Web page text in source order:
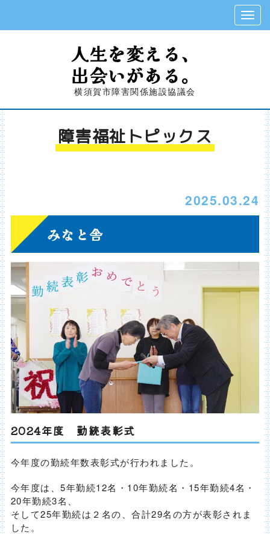
人生を変える、
出会いがある。
横須賀市障害関係施設協議会
障害福祉トピックス
2025.03.24
みなと舎
2024年度 勤続表彰式
今年度の勤続年数表彰式が行われました。
今年度は、5年勤続12名・10年勤続名・15年勤続4名・
20年勤続3名、
そして25年勤続は２名の、合計29名の方が表彰されま
した。